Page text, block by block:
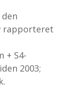
rapporteret
+ S4-
2003;